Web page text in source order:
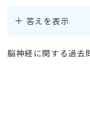
答えを表示
脳神経に関する過去